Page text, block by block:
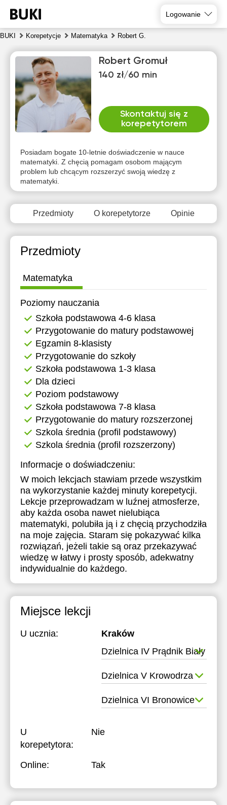
Logowanie
BUKI Korepetycje Matematyka Robert G.
Robert Gromuł
140 zł/60 min
Skontaktuj się z
korepetytorem
Posiadam bogate 10-letnie doświadczenie w nauce
matematyki. Z chęcią pomagam osobom mającym
problem lub chcącym rozszerzyć swoją wiedzę z
matematyki.
Przedmioty O korepetytorze Opinie
Przedmioty
Matematyka
Poziomy nauczania
Szkoła podstawowa 4-6 klasa
Przygotowanie do matury podstawowej
Egzamin 8-klasisty
Przygotowanie do szkoły
Szkoła podstawowa 1-3 klasa
Dla dzieci
Poziom podstawowy
Szkoła podstawowa 7-8 klasa
Przygotowanie do matury rozszerzonej
Szkola średnia (profil podstawowy)
Szkola średnia (profil rozszerzony)
Informacje o doświadczeniu:
W moich lekcjach stawiam przede wszystkim
na wykorzystanie każdej minuty korepetycji.
Lekcje przeprowadzam w luźnej atmosferze,
aby każda osoba nawet nielubiąca
matematyki, polubiła ją i z chęcią przychodziła
na moje zajęcia. Staram się pokazywać kilka
rozwiązań, jeżeli takie są oraz przekazywać
wiedzę w łatwy i prosty sposób, adekwatny
indywidualnie do każdego.
Miejsce lekcji
U ucznia:
Kraków
Dzielnica IV Prądnik Biały
Dzielnica V Krowodrza
Dzielnica VI Bronowice
U
korepetytora:
Nie
Online: Tak
6
7
8
9
10
Brak
dostępnych
terminów
13:00
14:00
Brak
terminów
Brak
terminów
Brak
terminów
dostępnych
terminów